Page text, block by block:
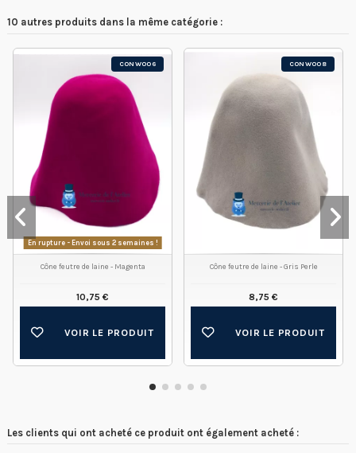
10 autres produits dans la même catégorie :
CONW006
En rupture - Envoi sous 2 semaines !
Cône feutre de laine - Magenta
10,75 €
VOIR LE PRODUIT
CONW008
Cône feutre de laine - Gris Perle
8,75 €
VOIR LE PRODUIT
Les clients qui ont acheté ce produit ont également acheté :